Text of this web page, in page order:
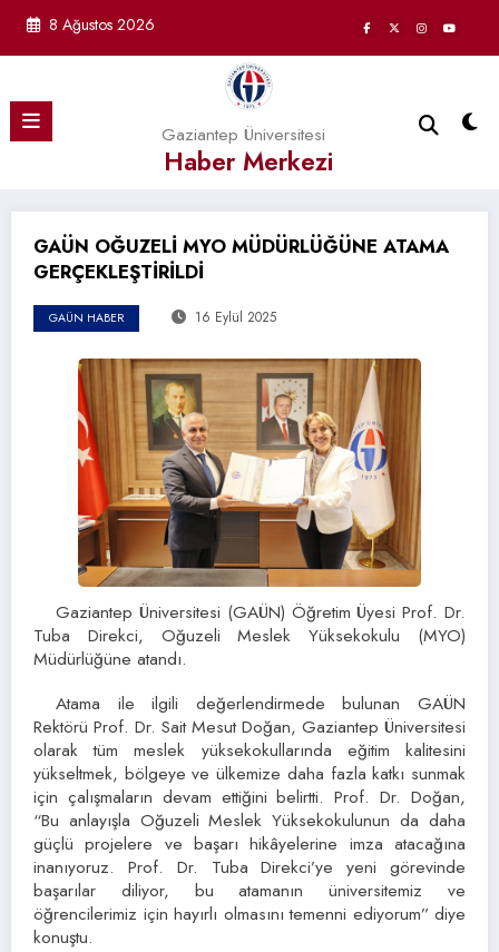
8 Ağustos 2026
Gaziantep Üniversitesi
Haber Merkezi
GAÜN OĞUZELİ MYO MÜDÜRLÜĞÜNE ATAMA
GERÇEKLEŞTİRİLDİ
GAÜN HABER 16 Eylül 2025
Gaziantep Üniversitesi (GAÜN) Öğretim Üyesi Prof. Dr.
Tuba Direkci, Oğuzeli Meslek Yüksekokulu (MYO)
Müdürlüğüne atandı.
Atama ile ilgili değerlendirmede bulunan GAÜN
Rektörü Prof. Dr. Sait Mesut Doğan, Gaziantep Üniversitesi
olarak tüm meslek yüksekokullarında eğitim kalitesini
yükseltmek, bölgeye ve ülkemize daha fazla katkı sunmak
için çalışmaların devam ettiğini belirtti. Prof. Dr. Doğan,
“Bu anlayışla Oğuzeli Meslek Yüksekokulunun da daha
güçlü projelere ve başarı hikâyelerine imza atacağına
inanıyoruz. Prof. Dr. Tuba Direkci’ye yeni görevinde
başarılar diliyor, bu atamanın üniversitemiz ve
öğrencilerimiz için hayırlı olmasını temenni ediyorum” diye
konuştu.